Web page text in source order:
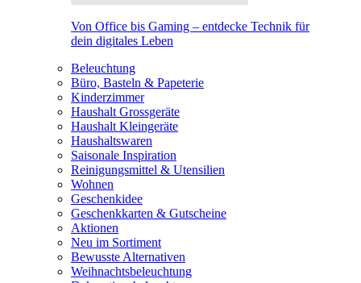
Von Office bis Gaming – entdecke Technik für
dein digitales Leben
Beleuchtung
Büro, Basteln & Papeterie
Kinderzimmer
Haushalt Grossgeräte
Haushalt Kleingeräte
Haushaltswaren
Saisonale Inspiration
Reinigungsmittel & Utensilien
Wohnen
Geschenkidee
Geschenkkarten & Gutscheine
Aktionen
Neu im Sortiment
Bewusste Alternativen
Weihnachtsbeleuchtung